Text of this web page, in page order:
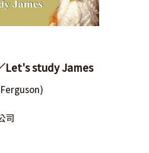
Let's study James
司